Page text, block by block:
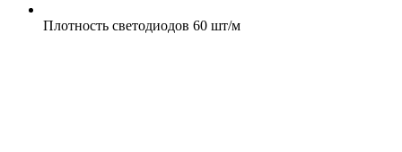
Плотность светодиодов 60 шт/м